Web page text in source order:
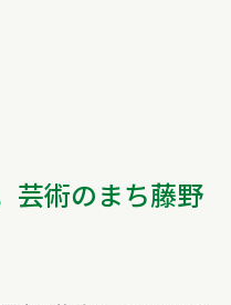
芸術のまち藤野